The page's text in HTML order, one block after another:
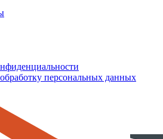
персональных данных